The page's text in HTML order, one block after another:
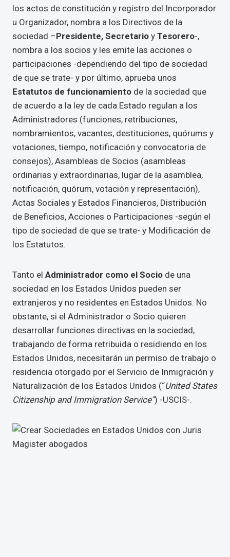
los actos de constitución y registro del Incorporador
u Organizador, nombra a los Directivos de la
sociedad –Presidente, Secretario y Tesorero-,
nombra a los socios y les emite las acciones o
participaciones -dependiendo del tipo de sociedad
de que se trate- y por último, aprueba unos
Estatutos de funcionamiento de la sociedad que
de acuerdo a la ley de cada Estado regulan a los
Administradores (funciones, retribuciones,
nombramientos, vacantes, destituciones, quórums y
votaciones, tiempo, notificación y convocatoria de
consejos), Asambleas de Socios (asambleas
ordinarias y extraordinarias, lugar de la asamblea,
notificación, quórum, votación y representación),
Actas Sociales y Estados Financieros, Distribución
de Beneficios, Acciones o Participaciones -según el
tipo de sociedad de que se trate- y Modificación de
los Estatutos.
Tanto el Administrador como el Socio de una
sociedad en los Estados Unidos pueden ser
extranjeros y no residentes en Estados Unidos. No
obstante, si el Administrador o Socio quieren
desarrollar funciones directivas en la sociedad,
trabajando de forma retribuida o residiendo en los
Estados Unidos, necesitarán un permiso de trabajo o
residencia otorgado por el Servicio de Inmigración y
Naturalización de los Estados Unidos (“United States
Citizenship and Immigration Service”) -USCIS-.